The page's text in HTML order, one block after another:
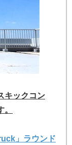
キックコン
」ラウンド